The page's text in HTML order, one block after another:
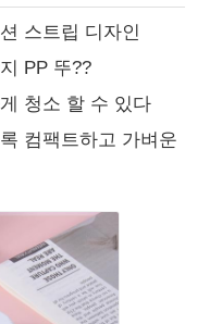
스트립 디자인
PP 뚜??
청소 할 수 있다
컴팩트하고 가벼운